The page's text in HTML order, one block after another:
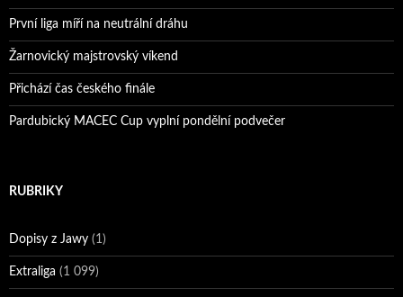
První liga míří na neutrální dráhu
Žarnovický majstrovský víkend
Přichází čas českého finále
Pardubický MACEC Cup vyplní pondělní podvečer
RUBRIKY
Dopisy z Jawy (1)
Extraliga (1 099)